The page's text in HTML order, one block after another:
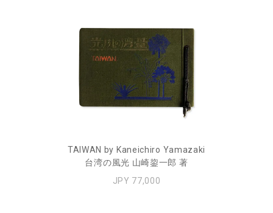
TAIWAN by Kaneichiro Yamazaki
台湾の風光 山崎鋆一郎 著
JPY 77,000